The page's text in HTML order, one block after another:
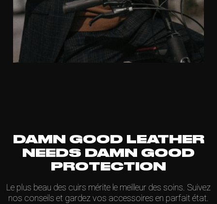
DAMN GOOD LEATHER
NEEDS DAMN GOOD
PROTECTION
Le plus beau des cuirs mérite le meilleur des soins. Suivez
nos conseils et gardez vos accessoires en parfait état.